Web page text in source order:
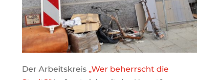
Der Arbeitskreis „Wer beherrscht die